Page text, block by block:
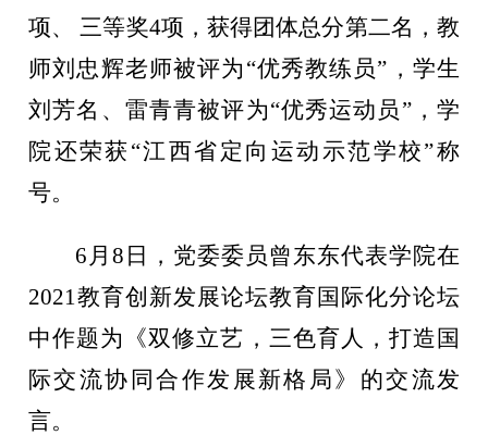
项、
三等奖4项，获得团体总分第二名，教
师刘忠辉老师被评为“优秀教练员”，学生
刘芳名、雷青青被评为“优秀运动员”，学
院还荣获“江西省定向运动示范学校”称
号。
6月8日，党委委员曾东东代表学院在
2021教育创新发展论坛教育国际化分论坛
中作题为《双修立艺，三色育人，打造国
际交流协同合作发展新格局》的交流发
言。